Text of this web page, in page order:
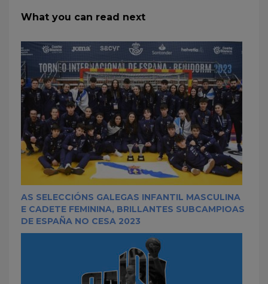
What you can read next
AS SELECCIÓNS GALEGAS INFANTIL MASCULINA
E CADETE FEMININA, BRILLANTES SUBCAMPIOAS
DE ESPAÑA NO CESA 2023